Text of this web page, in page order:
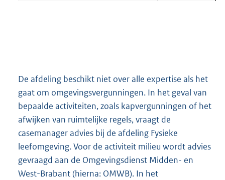
De afdeling beschikt niet over alle expertise als het
gaat om omgevingsvergunningen. In het geval van
bepaalde activiteiten, zoals kapvergunningen of het
afwijken van ruimtelijke regels, vraagt de
casemanager advies bij de afdeling Fysieke
leefomgeving. Voor de activiteit milieu wordt advies
gevraagd aan de Omgevingsdienst Midden- en
West-Brabant (hierna: OMWB). In het